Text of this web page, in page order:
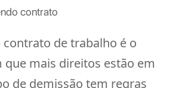
contrato de trabalho é o
mais direitos estão em
de demissão tem regras